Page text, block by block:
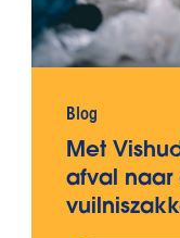
Blog
Met
afval